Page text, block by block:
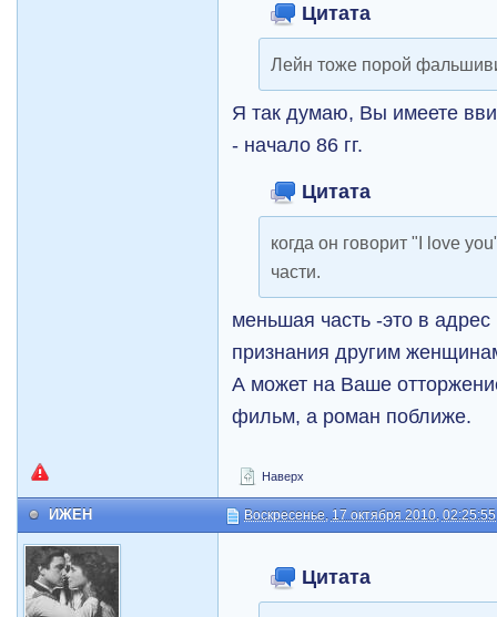
Цитата
Лейн тоже порой
Я так думаю, Вы имеете
- начало 86 гг.
Цитата
когда он говорит "I love
части.
меньшая часть -это в
признания другим
А может на Ваше
фильм, а роман поближе.
Наверх
ИЖЕН Воскресенье, 17 октября 2010, 02:25:55
Цитата